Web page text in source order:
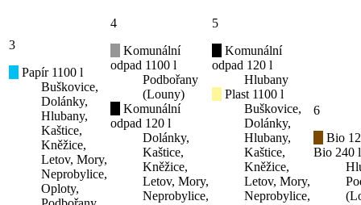
3
Papír 1100 l
Buškovice,
Dolánky,
Hlubany,
Kaštice,
Kněžice,
Letov, Mory,
Neprobylice,
Oploty,
4
Komunální
odpad 1100 l
Podbořany
(Louny)
Komunální
odpad 120 l
Dolánky,
Kaštice,
Kněžice,
Letov, Mory,
Neprobylice,
5
Komunální
odpad 120 l
Hlubany
Plast 1100 l
Buškovice,
Dolánky,
Hlubany,
Kaštice,
Kněžice,
Letov, Mory,
Neprobylice,
6
Bio
Bio 240 l